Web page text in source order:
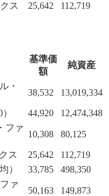
ス 25,642 112,719
基準価
額
純資産
・
38,532 13,019,334
44,920 12,474,348
ファ
10,308 80,125
ス 25,642
112,719
） 33,785 498,350
ァ
50,163 149,873